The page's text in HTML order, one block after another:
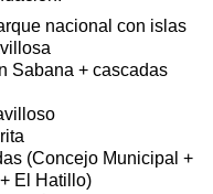
nacional con islas
Sabana + cascadas
(Concejo Municipal +
El Hatillo)